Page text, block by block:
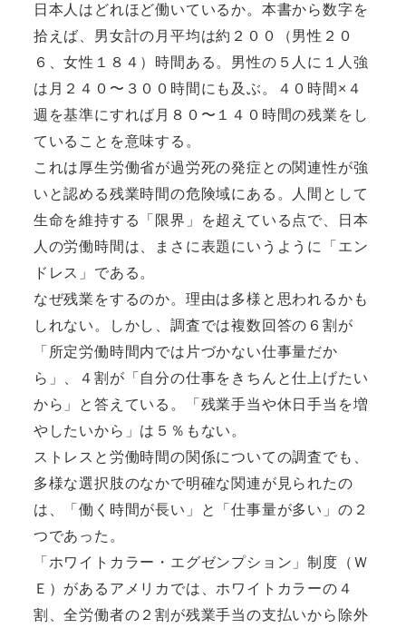
日本人はどれほど働いているか。本書から数字を
拾えば、男女計の月平均は約２００（男性２０
６、女性１８４）時間 ある。男性の５人に１人強
は月２４０〜３００時間にも及ぶ。４０時間×４
週を基準にすれば月８０〜１４０時間の残業をし
ていることを意味する。
これは厚生労働省が過労死の発症との関連性が強
いと認める残業時間の危険域にある。人間として
生命を維持する「限界」を超えている点で、日本
人の労働時間は、まさに表題にいうように「エン
ドレス」である。
なぜ残業をするのか。理由は多様と思われるかも
しれない。しかし、調査では複数回答の６割が
「所定労働時間内では片づかない仕事量だか
ら」、４割が「自分の仕事をきちんと仕上げたい
から」と答えている。「残業手当や休日手当を増
やしたいから」は５％もない。
ストレスと労働時間の関係についての調査でも、
多様な選択肢のなかで明確な関連が見られたの
は、「働く時間が長い」と「仕事量が多い」の２
つであった。
「ホワイトカラー・エグゼンプション」制度（Ｗ
Ｅ）があるアメリカでは、ホワイトカラーの４
割、全労働者の２割が残業手当の支払いから除外